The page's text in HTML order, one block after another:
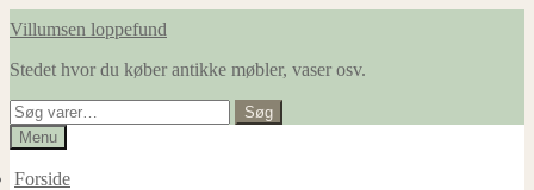
Spring
navigation
Spring
indhold
Villumsen loppefund
Stedet hvor du køber antikke møbler, vaser osv.
Søg
efter:
Søg
Menu
Forside